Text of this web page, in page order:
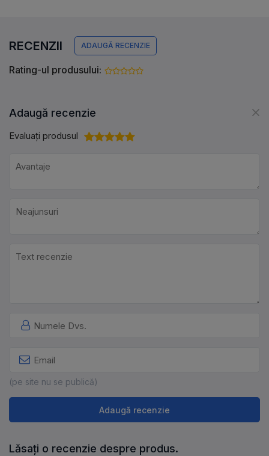
RECENZII ADAUGĂ RECENZIE
Rating-ul produsului:
Adaugă recenzie
Evaluați produsul
(pe site nu se publică)
Adaugă recenzie
Lăsați o recenzie despre produs.